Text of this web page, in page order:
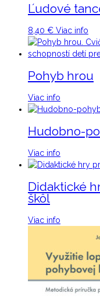
Ľudové
8,40 € Viac info
Pohyb hrou
Viac info
Hudobno-
Viac info
Didaktické
škôl
Viac info